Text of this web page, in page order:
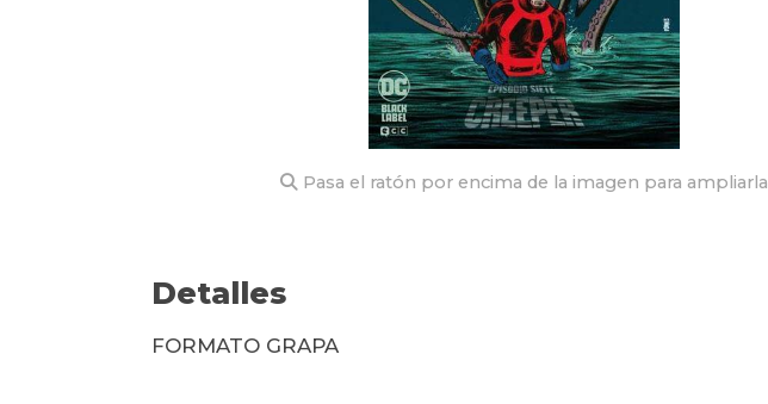
Pasa el ratón por encima de la imagen para ampliarla
Detalles
FORMATO GRAPA